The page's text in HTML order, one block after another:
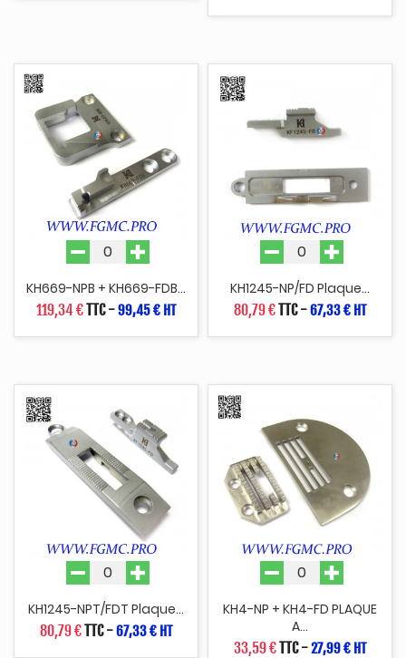
KH669-NPB + KH669-FDB...
119,34 €TTC-99,45 € HT
KH1245-NP/FD Plaque...
80,79 €TTC-67,33 € HT
KH1245-NPT/FDT Plaque...
80,79 €TTC-67,33 € HT
KH4-NP + KH4-FD PLAQUE
A...
33,59 €TTC-27,99 € HT